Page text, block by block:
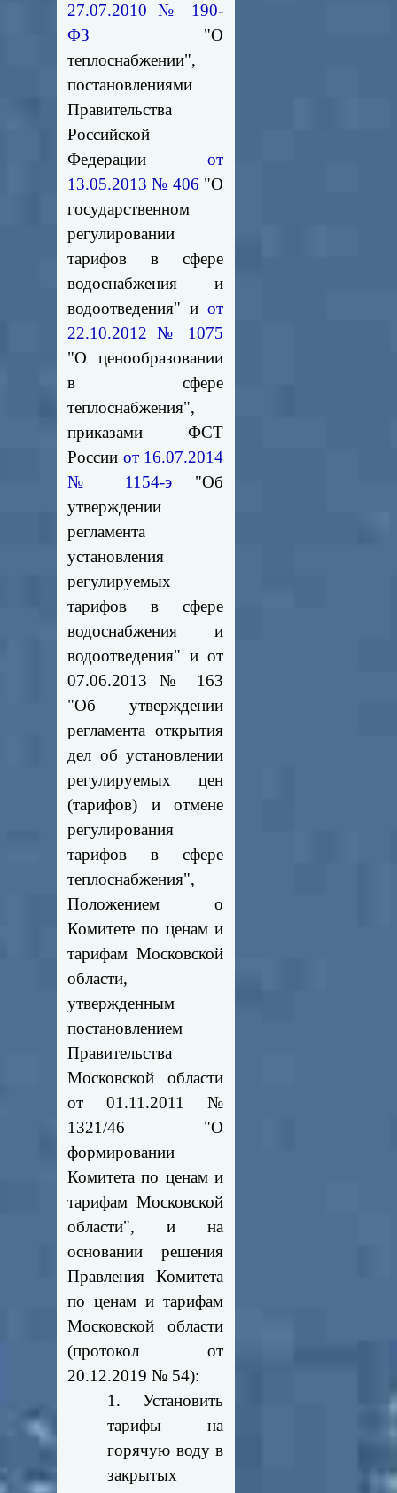
27.07.2010 № 190-
ФЗ "О
теплоснабжении",
постановлениями
Правительства
Российской
Федерации от
13.05.2013 № 406 "О
государственном
регулировании
тарифов в сфере
водоснабжения и
водоотведения" и от
22.10.2012 № 1075
"О ценообразовании
в сфере
теплоснабжения",
приказами ФСТ
России от 16.07.2014
№ 1154-э"Об
утверждении
регламента
установления
регулируемых
тарифов в сфере
водоснабжения и
водоотведения" и от
07.06.2013 № 163
"Об утверждении
регламента открытия
дел об установлении
регулируемых цен
(тарифов) и отмене
регулирования
тарифов в сфере
теплоснабжения",
Положением о
Комитете по ценам и
тарифам Московской
области,
утвержденным
постановлением
Правительства
Московской области
от 01.11.2011 №
1321/46 "О
формировании
Комитета по ценам и
тарифам Московской
области", и на
основании решения
Правления Комитета
по ценам и тарифам
Московской области
(протокол от
20.12.2019 № 54):
1. Установить
тарифы на
горячую воду в
закрытых